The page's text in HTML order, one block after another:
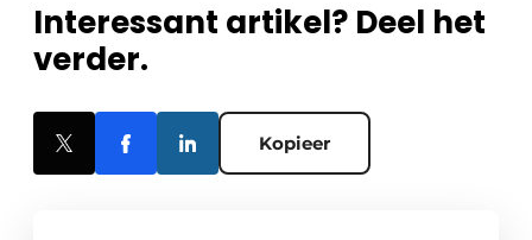
Interessant artikel? Deel het
verder.
Kopieer